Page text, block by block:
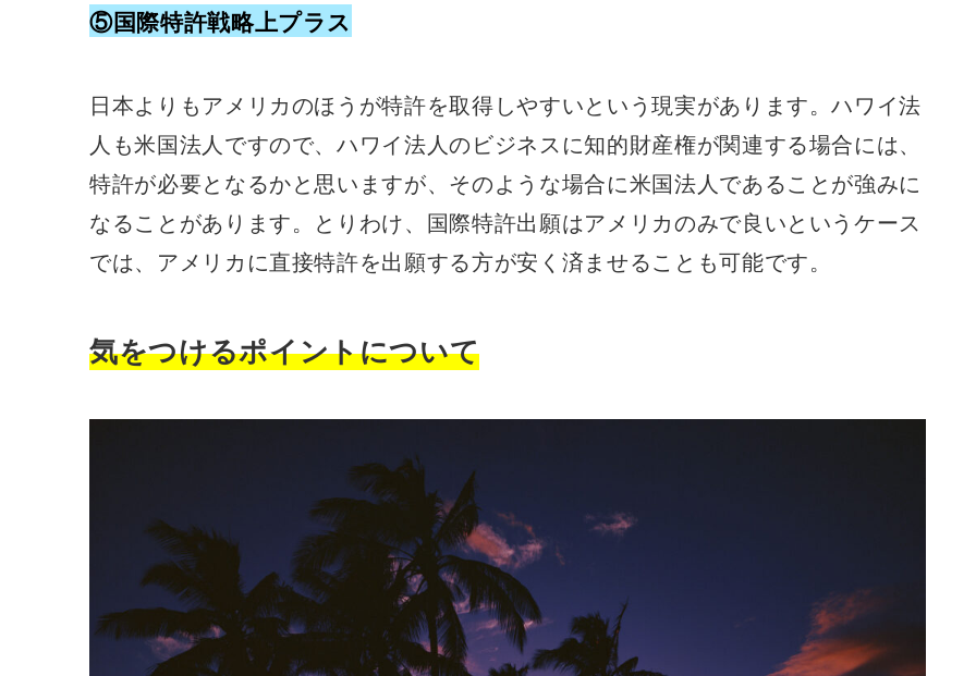
⑤国際特許戦略上プラス
日本よりもアメリカのほうが特許を取得しやすいという現実があります。ハワイ法
人も米国法人ですので、ハワイ法人のビジネスに知的財産権が関連する場合には、
特許が必要となるかと思いますが、そのような場合に米国法人であることが強みに
なることがあります。とりわけ、国際特許出願はアメリカのみで良いというケース
では、アメリカに直接特許を出願する方が安く済ませることも可能です。
気をつけるポイントについて